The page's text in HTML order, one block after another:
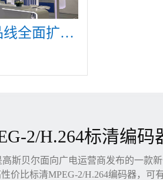
高斯贝尔产品线全面扩展，众多新产品亮相CommunicAsia 2019
2/H.264标清编码
高斯贝尔面向广电运营商发布的一款
价比标清MPEG-2/H.264编码器，可